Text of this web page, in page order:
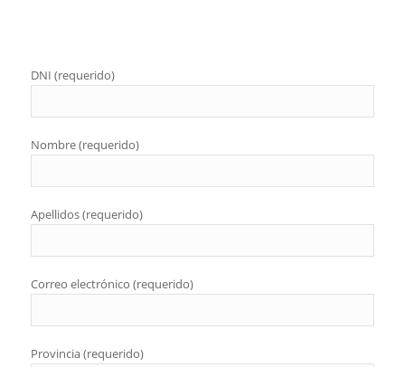
DNI (requerido)
Nombre (requerido)
Apellidos (requerido)
Correo electrónico (requerido)
Provincia (requerido)